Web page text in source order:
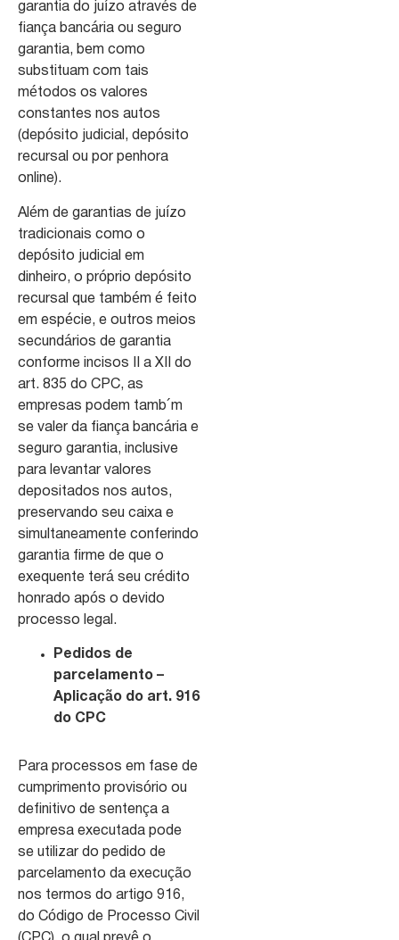
garantia do juízo através de
fiança bancária ou seguro
garantia, bem como
substituam com tais
métodos os valores
constantes nos autos
(depósito judicial, depósito
recursal ou por penhora
online).
Além de garantias de juízo
tradicionais como o
depósito judicial em
dinheiro, o próprio depósito
recursal que também é feito
em espécie, e outros meios
secundários de garantia
conforme incisos II a XII do
art. 835 do CPC, as
empresas podem tamb´m
se valer da fiança bancária e
seguro garantia, inclusive
para levantar valores
depositados nos autos,
preservando seu caixa e
simultaneamente conferindo
garantia firme de que o
exequente terá seu crédito
honrado após o devido
processo legal.
Pedidos de
parcelamento –
Aplicação do art. 916
do CPC
Para processos em fase de
cumprimento provisório ou
definitivo de sentença a
empresa executada pode
se utilizar do pedido de
parcelamento da execução
nos termos do artigo 916,
do Código de Processo Civil